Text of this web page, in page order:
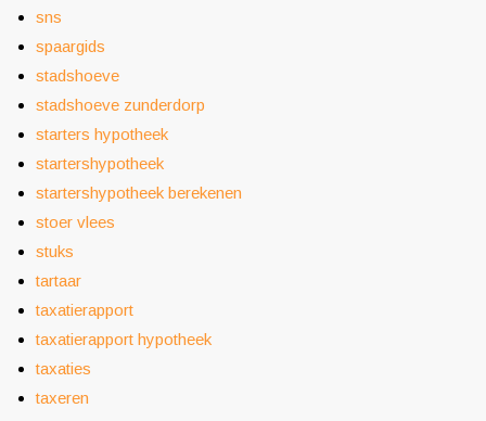
sns
spaargids
stadshoeve
stadshoeve zunderdorp
starters hypotheek
startershypotheek
startershypotheek berekenen
stoer vlees
stuks
tartaar
taxatierapport
taxatierapport hypotheek
taxaties
taxeren